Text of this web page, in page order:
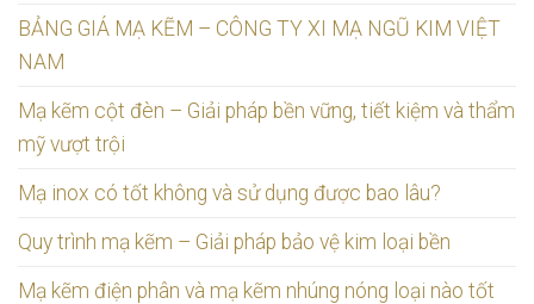
BẢNG GIÁ MẠ KẼM – CÔNG TY XI MẠ NGŨ KIM VIỆT
NAM
Mạ kẽm cột đèn – Giải pháp bền vững, tiết kiệm và thẩm
mỹ vượt trội
Mạ inox có tốt không và sử dụng được bao lâu?
Quy trình mạ kẽm – Giải pháp bảo vệ kim loại bền
Mạ kẽm điện phân và mạ kẽm nhúng nóng loại nào tốt